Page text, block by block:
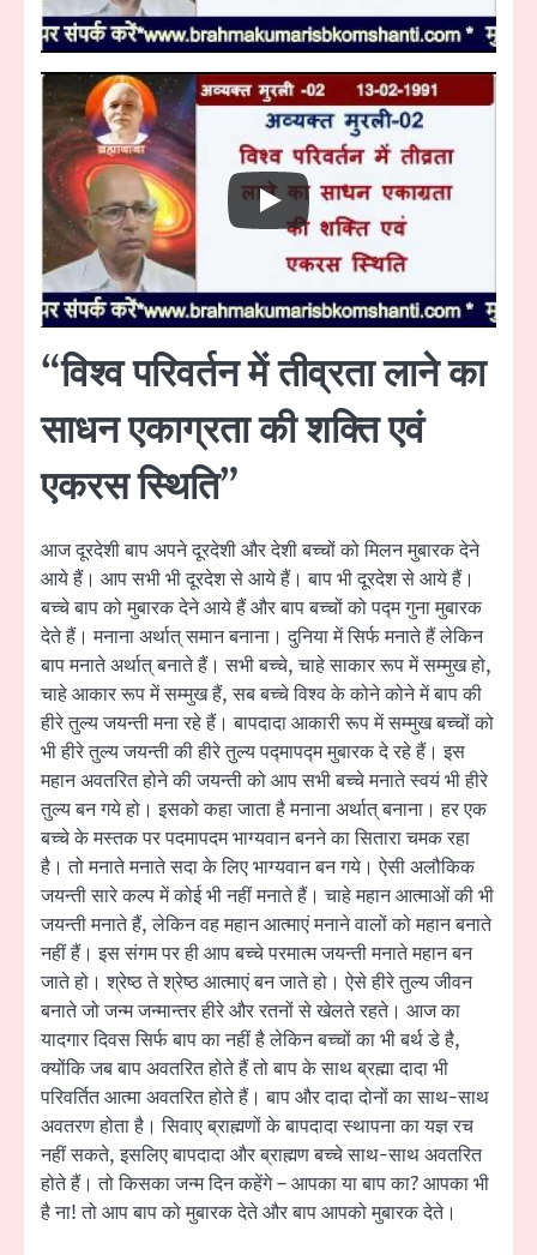
“विश्व परिवर्तन में तीव्रता लाने का
साधन एकाग्रता की शक्ति एवं
एकरस स्थिति”
आज दूरदेशी बाप अपने दूरदेशी और देशी बच्चों को मिलन मुबारक देने
आये हैं। आप सभी भी दूरदेश से आये हैं। बाप भी दूरदेश से आये हैं।
बच्चे बाप को मुबारक देने आये हैं और बाप बच्चों को पद्म गुना मुबारक
देते हैं। मनाना अर्थात् समान बनाना। दुनिया में सिर्फ मनाते हैं लेकिन
बाप मनाते अर्थात् बनाते हैं। सभी बच्चे, चाहे साकार रूप में सम्मुख हो,
चाहे आकार रूप में सम्मुख हैं, सब बच्चे विश्व के कोने कोने में बाप की
हीरे तुल्य जयन्ती मना रहे हैं। बापदादा आकारी रूप में सम्मुख बच्चों को
भी हीरे तुल्य जयन्ती की हीरे तुल्य पद्मापद्म मुबारक दे रहे हैं। इस
महान अवतरित होने की जयन्ती को आप सभी बच्चे मनाते स्वयं भी हीरे
तुल्य बन गये हो। इसको कहा जाता है मनाना अर्थात् बनाना। हर एक
बच्चे के मस्तक पर पदमापदम भाग्यवान बनने का सितारा चमक रहा
है। तो मनाते मनाते सदा के लिए भाग्यवान बन गये। ऐसी अलौकिक
जयन्ती सारे कल्प में कोई भी नहीं मनाते हैं। चाहे महान आत्माओं की भी
जयन्ती मनाते हैं, लेकिन वह महान आत्माएं मनाने वालों को महान बनाते
नहीं हैं। इस संगम पर ही आप बच्चे परमात्म जयन्ती मनाते महान बन
जाते हो। श्रेष्ठ ते श्रेष्ठ आत्माएं बन जाते हो। ऐसे हीरे तुल्य जीवन
बनाते जो जन्म जन्मान्तर हीरे और रतनों से खेलते रहते। आज का
यादगार दिवस सिर्फ बाप का नहीं है लेकिन बच्चों का भी बर्थ डे है,
क्योंकि जब बाप अवतरित होते हैं तो बाप के साथ ब्रह्मा दादा भी
परिवर्तित आत्मा अवतरित होते हैं। बाप और दादा दोनों का साथ-साथ
अवतरण होता है। सिवाए ब्राह्मणों के बापदादा स्थापना का यज्ञ रच
नहीं सकते, इसलिए बापदादा और ब्राह्मण बच्चे साथ-साथ अवतरित
होते हैं। तो किसका जन्म दिन कहेंगे – आपका या बाप का? आपका भी
है ना! तो आप बाप को मुबारक देते और बाप आपको मुबारक देते।